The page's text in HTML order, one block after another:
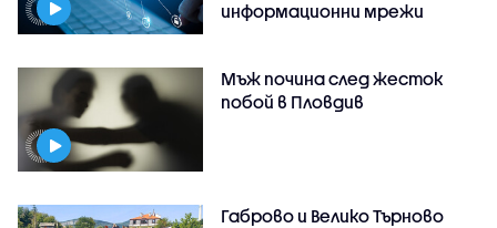
информационни мрежи
Мъж почина след жесток
побой в Пловдив
Габрово и Велико Търново